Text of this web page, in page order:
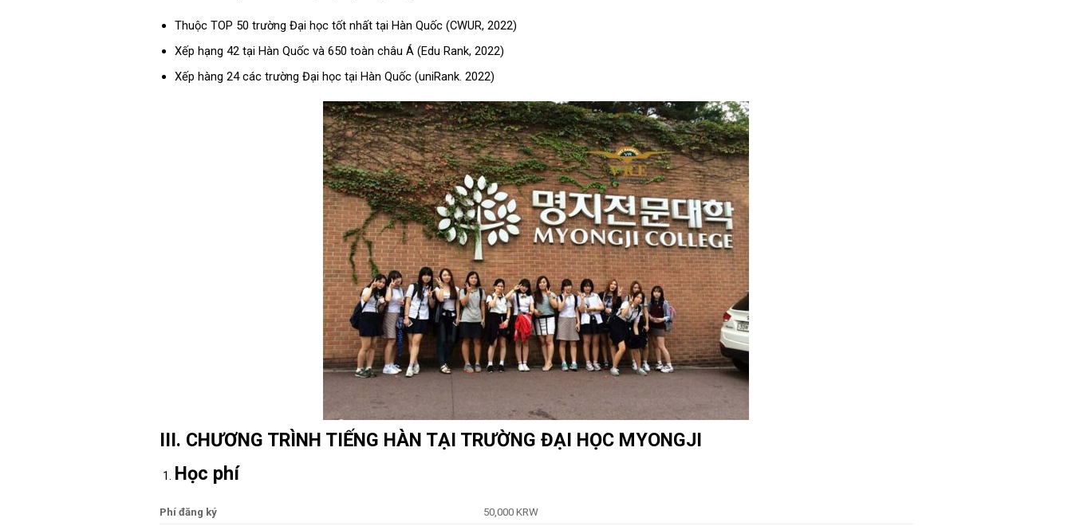
Thuộc TOP 50 trường Đại học tốt nhất tại Hàn Quốc (CWUR, 2022)
Xếp hạng 42 tại Hàn Quốc và 650 toàn châu Á (Edu Rank, 2022)
Xếp hàng 24 các trường Đại học tại Hàn Quốc (uniRank. 2022)
III. CHƯƠNG TRÌNH TIẾNG HÀN TẠI TRƯỜNG ĐẠI HỌC MYONGJI
Học phí
Phí đăng ký 50,000 KRW